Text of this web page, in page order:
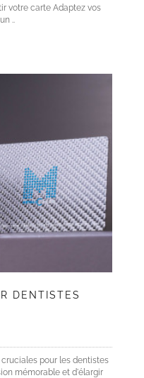
votre carte Adaptez vos
..
DENTISTES
pour les dentistes
mémorable et d'élargir